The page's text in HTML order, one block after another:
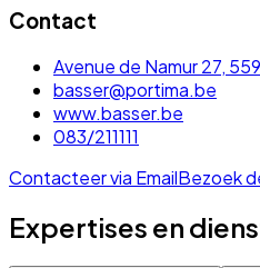
Contact
Avenue de Namur 27,
basser@portima.be
www.basser.be
083/211111
Contacteer via EmailBezoek
Expertises en